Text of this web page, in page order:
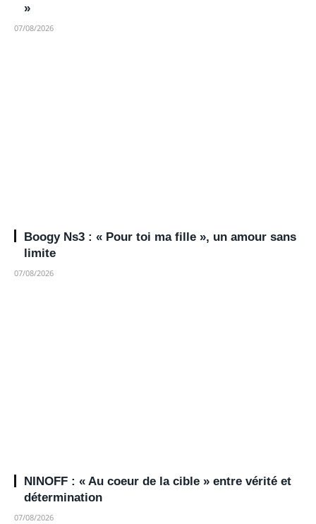
»
07/08/2026
Boogy Ns3 : « Pour toi ma fille », un amour sans
limite
07/08/2026
NINOFF : « Au coeur de la cible » entre vérité et
détermination
07/08/2026